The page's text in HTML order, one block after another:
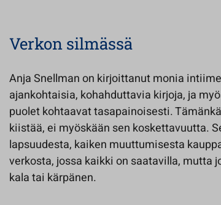
Verkon silmässä
Anja Snellman on kirjoittanut monia
ajankohtaisia, kohahduttavia kirjoja, ja
puolet kohtaavat tasapainoisesti.
kiistää, ei myöskään sen koskettavuutta.
lapsuudesta, kaiken muuttumisesta
verkosta, jossa kaikki on saatavilla, mutta
kala tai kärpänen.